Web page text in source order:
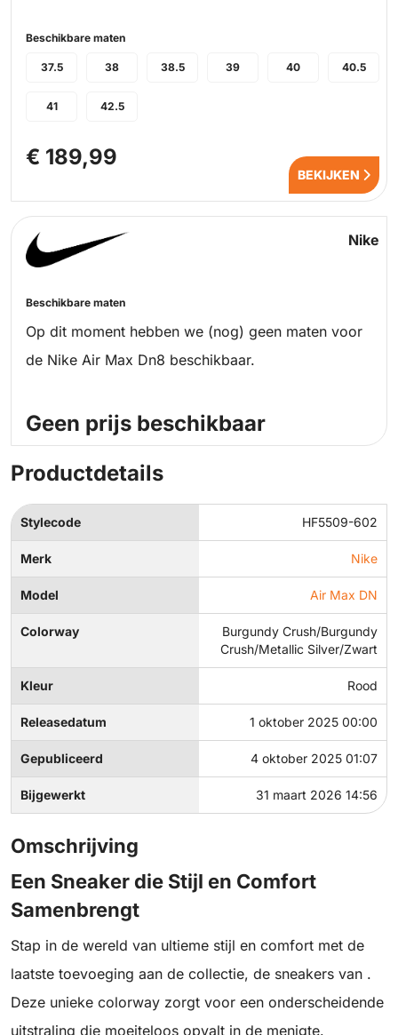
Nike
Beschikbare maten
Op dit moment hebben we (nog) geen maten voor
de Nike Air Max Dn8 beschikbaar.
Geen prijs beschikbaar
Beschikbare maten
37.5 38
42.5
40
39
41
38.5 40.5
€ 189,99
BEKIJKEN
Productdetails
Stylecode HF5509-602
Merk Nike
Model Air Max DN
Colorway
Burgundy Crush/Burgundy
Crush/Metallic Silver/Zwart
Kleur Rood
Releasedatum 1 oktober 2025 00:00
Gepubliceerd 4 oktober 2025 01:07
Bijgewerkt 31 maart 2026 14:56
Omschrijving
Een Sneaker die Stijl en Comfort
Samenbrengt
Stap in de wereld van ultieme stijl en comfort met de
laatste toevoeging aan de collectie, de sneakers van .
Deze unieke colorway zorgt voor een onderscheidende
uitstraling die moeiteloos opvalt in de menigte.